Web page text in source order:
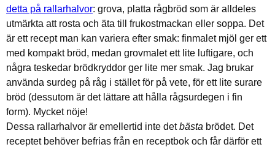
detta på rallarhalvor: grova, platta rågbröd som är alldeles
utmärkta att rosta och äta till frukostmackan eller soppa. Det
är ett recept man kan variera efter smak: finmalet mjöl ger ett
med kompakt bröd, medan grovmalet ett lite luftigare, och
några teskedar brödkryddor ger lite mer smak. Jag brukar
använda surdeg på råg i stället för på vete, för ett lite surare
bröd (dessutom är det lättare att hålla rågsurdegen i fin
form). Mycket nöje!
Dessa rallarhalvor är emellertid inte detbästa brödet. Det
receptet behöver befrias från en receptbok och får därför ett